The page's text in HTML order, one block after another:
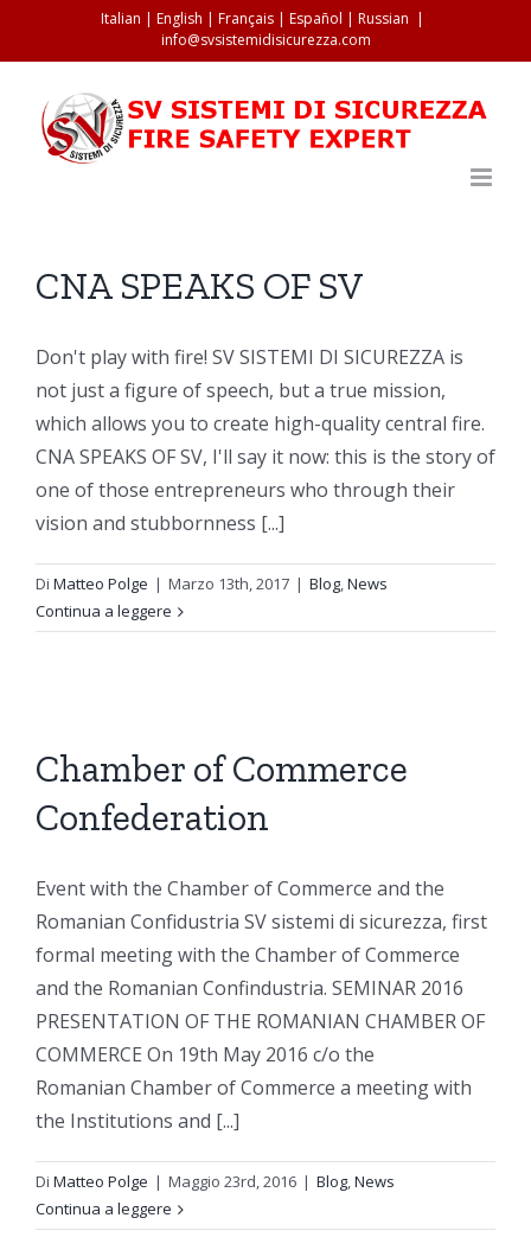
Italian | English | Français| Español | Russian |
info@svsistemidisicurezza.com
CNA SPEAKS OF SV
Don't play with fire! SV SISTEMI DI SICUREZZA is
not just a figure of speech, but a true mission,
which allows you to create high-quality central fire.
CNA SPEAKS OF SV, I'll say it now: this is the story of
one of those entrepreneurs who through their
vision and stubbornness [...]
Di Matteo Polge | Marzo 13th, 2017 | Blog,News
Continua a leggere
Chamber of Commerce
Confederation
Event with the Chamber of Commerce and the
Romanian Confidustria SV sistemi di sicurezza, first
formal meeting with the Chamber of Commerce
and the Romanian Confindustria. SEMINAR 2016
PRESENTATION OF THE ROMANIAN CHAMBER OF
COMMERCE On 19th May 2016 c/o the
Romanian Chamber of Commerce a meeting with
the Institutions and [...]
Di Matteo Polge | Maggio 23rd, 2016 | Blog,News
Continua a leggere